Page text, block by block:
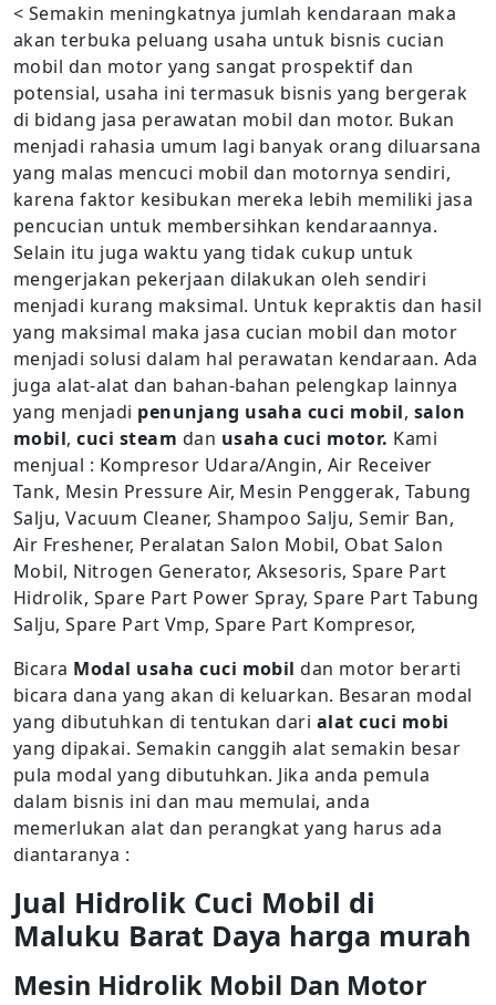
< Semakin meningkatnya jumlah kendaraan maka
akan terbuka peluang usaha untuk bisnis cucian
mobil dan motor yang sangat prospektif dan
potensial, usaha ini termasuk bisnis yang bergerak
di bidang jasa perawatan mobil dan motor. Bukan
menjadi rahasia umum lagi banyak orang diluarsana
yang malas mencuci mobil dan motornya sendiri,
karena faktor kesibukan mereka lebih memiliki jasa
pencucian untuk membersihkan kendaraannya.
Selain itu juga waktu yang tidak cukup untuk
mengerjakan pekerjaan dilakukan oleh sendiri
menjadi kurang maksimal. Untuk kepraktis dan hasil
yang maksimal maka jasa cucian mobil dan motor
menjadi solusi dalam hal perawatan kendaraan. Ada
juga alat-alat dan bahan-bahan pelengkap lainnya
yang menjadi penunjang usaha cuci mobil, salon
mobil,cuci steam dan usaha cuci motor. Kami
menjual : Kompresor Udara/Angin, Air Receiver
Tank, Mesin Pressure Air, Mesin Penggerak, Tabung
Salju, Vacuum Cleaner, Shampoo Salju, Semir Ban,
Air Freshener, Peralatan Salon Mobil, Obat Salon
Mobil, Nitrogen Generator, Aksesoris, Spare Part
Hidrolik, Spare Part Power Spray, Spare Part Tabung
Salju, Spare Part Vmp, Spare Part Kompresor,
Bicara Modal usaha cuci mobil dan motor berarti
bicara dana yang akan di keluarkan. Besaran modal
yang dibutuhkan di tentukan dari alat cuci mobi
yang dipakai. Semakin canggih alat semakin besar
pula modal yang dibutuhkan. Jika anda pemula
dalam bisnis ini dan mau memulai, anda
memerlukan alat dan perangkat yang harus ada
diantaranya :
Jual Hidrolik Cuci Mobil di
Maluku Barat Daya harga murah
Mesin Hidrolik Mobil Dan Motor